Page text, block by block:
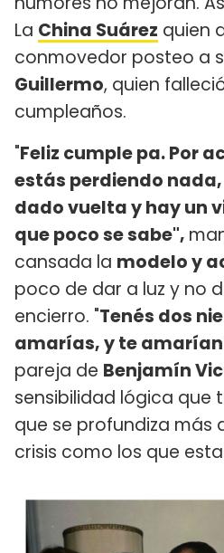
La China Suárez quien
conmovedor posteo a
Guillermo, quien
cumpleaños.
"Feliz cumple pa. Por
estás perdiendo
dado vuelta y hay un
que poco se sabe",
cansada la modelo y
poco de dar a luz y no
encierro. "Tenés dos
amarías, y te
pareja de Benjamín
sensibilidad lógica que
que se profundiza más
crisis como los que